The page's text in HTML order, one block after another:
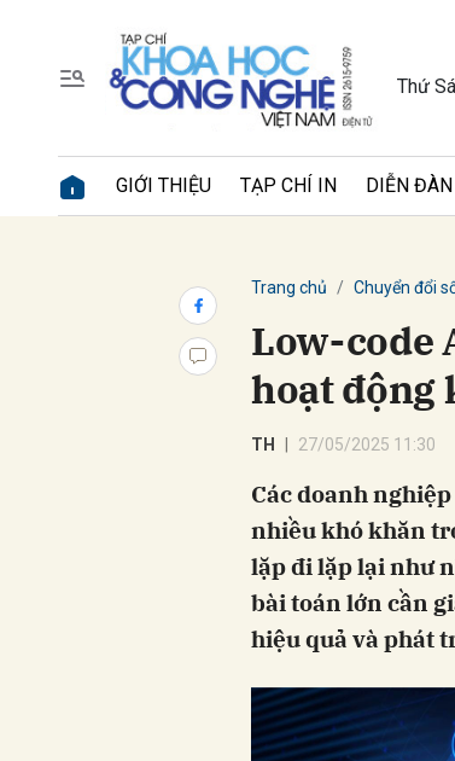
Thứ
GIỚI THIỆU TẠP CHÍ IN DIỄN ĐÀN
Trang chủ Chuyển đổi
Low-code
hoạt động
TH 27/05/2025 11:30
Các doanh
nhiều khó khăn
lặp đi lặp lại như
bài toán lớn cần
hiệu quả và phát